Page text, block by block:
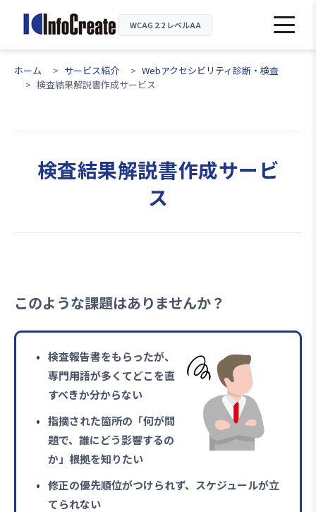
WCAG 2.2 レベルAA
ホーム サービス紹介
Webアクセシビリティ診断・検査
検査結果解説書作成サービス
検査結果解説書作成サービ
ス
このような課題はありませんか？
検査報告書をもらったが、
専門用語が多くてどこを直
すべきか分からない
指摘された箇所の「何が問
題で、誰にどう影響するの
か」根拠を知りたい
修正の優先順位がつけられず、スケジュールが立
てられない